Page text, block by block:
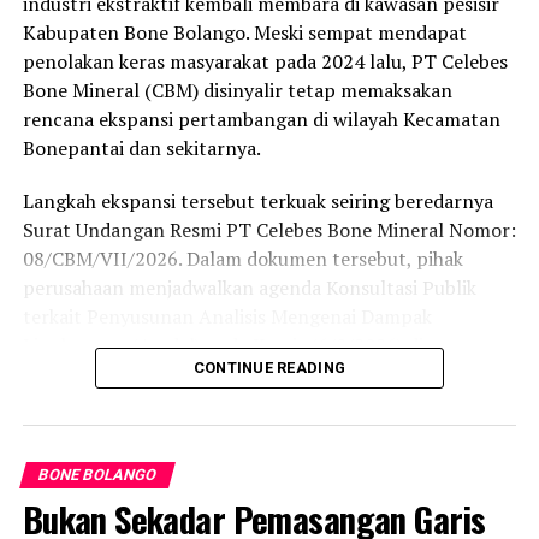
Hingga berita ini diterbitkan, redaksi Barakati.id telah
berupaya melayangkan konfirmasi kepada pihak yang
diduga bertanggung jawab atas aktivitas tersebut,
namun belum mendapatkan tanggapan. Sesuai kode etik
jurnalistik, ruang klarifikasi dan hak jawab tetap terbuka
untuk memelihara keberimbangan berita.
Kabupaten Bone Bolango. Meski sempat mendapat
penolakan keras masyarakat pada 2024 lalu, PT Celebes
Bone Mineral (CBM) disinyalir tetap memaksakan
rencana ekspansi pertambangan di wilayah Kecamatan
Bonepantai dan sekitarnya.
Langkah ekspansi tersebut terkuak seiring beredarnya
Surat Undangan Resmi PT Celebes Bone Mineral Nomor:
08/CBM/VII/2026. Dalam dokumen tersebut, pihak
perusahaan menjadwalkan agenda Konsultasi Publik
Lingkungan (Amdal) pada Kamis (6/8/2026) di
Kecamatan Bonepantai. Forum ini digelar sebagai
Pertambangan (IUP) ke tahap Operasi Produksi.
Rencana konsultasi publik tersebut menyasar cakupan
wilayah yang terbilang luas. Pihak perusahaan
CONTINUE READING
BONE BOLANGO
Bukan Sekadar Pemasangan Garis